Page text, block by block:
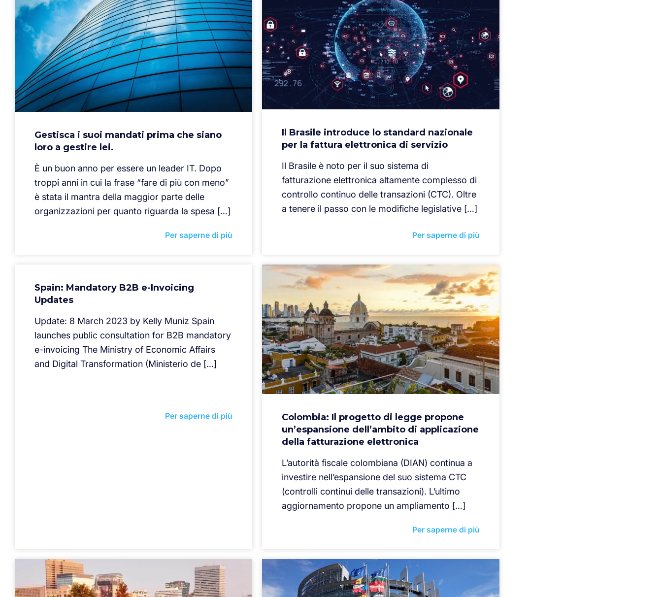
Gestisca i suoi mandati prima che siano
loro a gestire lei.
È un buon anno per essere un leader IT. Dopo
troppi anni in cui la frase “fare di più con meno”
è stata il mantra della maggior parte delle
organizzazioni per quanto riguarda la spesa […]
Per saperne di più
Il Brasile introduce lo standard nazionale
per la fattura elettronica di servizio
Il Brasile è noto per il suo sistema di
fatturazione elettronica altamente complesso di
controllo continuo delle transazioni (CTC). Oltre
a tenere il passo con le modifiche legislative […]
Per saperne di più
Spain: Mandatory B2B e-Invoicing
Updates
Update: 8 March 2023 by Kelly Muniz Spain
launches public consultation for B2B mandatory
e-invoicing The Ministry of Economic Affairs
and Digital Transformation (Ministerio de […]
Per saperne di più
Colombia: Il progetto di legge propone
un’espansione dell’ambito di applicazione
della fatturazione elettronica
L’autorità fiscale colombiana (DIAN) continua a
investire nell’espansione del suo sistema CTC
(controlli continui delle transazioni). L’ultimo
aggiornamento propone un ampliamento […]
Per saperne di più